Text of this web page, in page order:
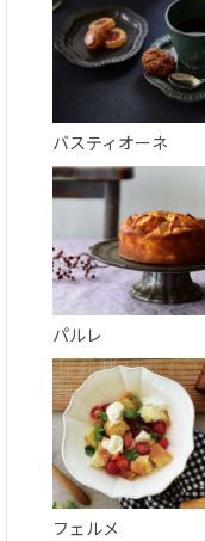
バスティオーネ
パルレ
フェルメ